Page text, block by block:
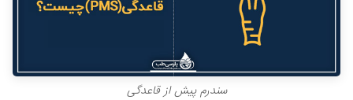
سندرم پیش از قاعدگی